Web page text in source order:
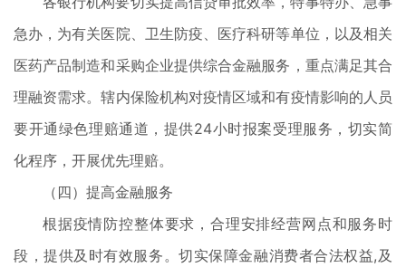
急办，为有关医院、卫生防疫、医疗科研等单位，以及相关
医药产品制造和采购企业提供综合金融服务，重点满足其合
理融资需求。辖内保险机构对疫情区域和有疫情影响的人员
要开通绿色理赔通道，提供24小时报案受理服务，切实简
化程序，开展优先理赔。
（四）提高金融服务
根据疫情防控整体要求，合理安排经营网点和服务时
段，提供及时有效服务。切实保障金融消费者合法权益,及